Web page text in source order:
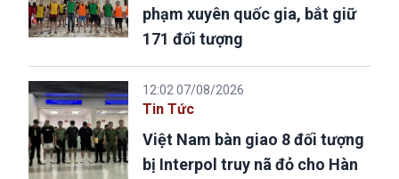
phạm xuyên quốc gia, bắt giữ
171 đối tượng
12:02 07/08/2026
Tin Tức
Việt Nam bàn giao 8 đối tượng
bị Interpol truy nã đỏ cho Hàn